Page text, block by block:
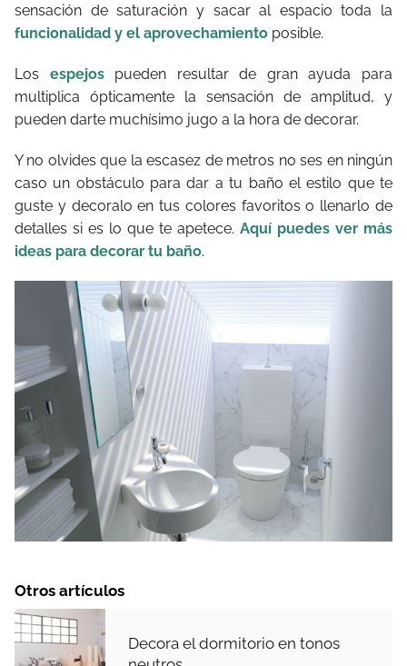
sensación de saturación y sacar al espacio toda la
funcionalidad y el aprovechamiento posible.
Los espejospueden resultar de gran ayuda para
multiplica ópticamente la sensación de amplitud, y
pueden darte muchísimo jugo a la hora de decorar.
Y no olvides que la escasez de metros no ses en ningún
caso un obstáculo para dar a tu baño el estilo que te
guste y decoralo en tus colores favoritos o llenarlo de
detalles si es lo que te apetece. Aquí puedes ver más
ideas para decorar tu baño.
Otros artículos
Decora el dormitorio en tonos